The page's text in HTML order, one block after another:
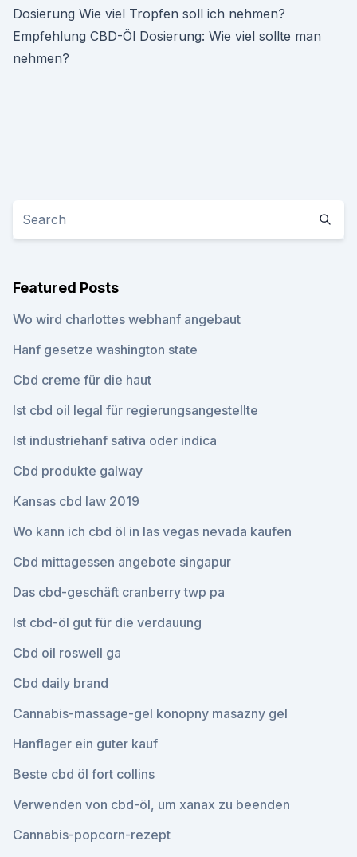
Dosierung Wie viel Tropfen soll ich nehmen?
Empfehlung CBD-Öl Dosierung: Wie viel sollte man
nehmen?
Featured Posts
Wo wird charlottes webhanf angebaut
Hanf gesetze washington state
Cbd creme für die haut
Ist cbd oil legal für regierungsangestellte
Ist industriehanf sativa oder indica
Cbd produkte galway
Kansas cbd law 2019
Wo kann ich cbd öl in las vegas nevada kaufen
Cbd mittagessen angebote singapur
Das cbd-geschäft cranberry twp pa
Ist cbd-öl gut für die verdauung
Cbd oil roswell ga
Cbd daily brand
Cannabis-massage-gel konopny masazny gel
Hanflager ein guter kauf
Beste cbd öl fort collins
Verwenden von cbd-öl, um xanax zu beenden
Cannabis-popcorn-rezept